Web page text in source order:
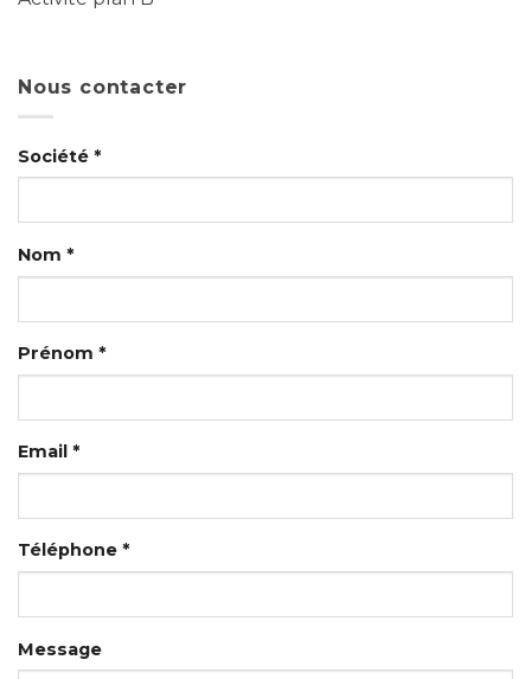
Nous contacter
Société *
Nom *
Prénom *
Email *
Téléphone *
Message